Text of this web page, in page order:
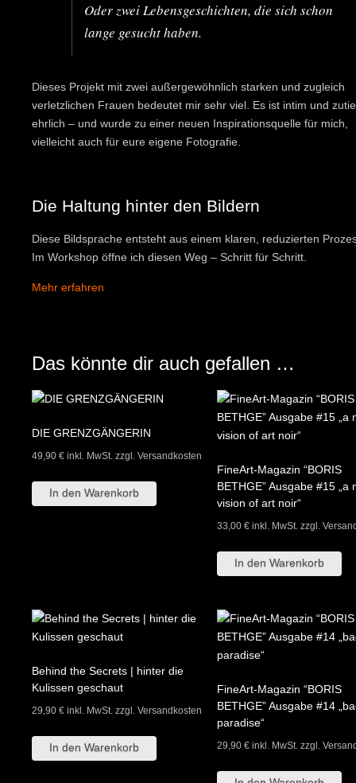
Oder zwei Lebensgeschichten, die sich schon
lange gesucht haben.
Dieses Projekt mit zwei außergewöhnlich starken und zugleich
verletzlichen Frauen bedeutet mir sehr viel. Es ist intim und
ehrlich – und wurde zu einer neuen Inspirationsquelle für mich,
vielleicht auch für eure eigene Fotografie.
Die Haltung hinter den Bildern
Diese Bildsprache entsteht aus einem klaren, reduzierten
Im Workshop öffne ich diesen Weg – Schritt für Schritt.
Mehr erfahren
Das könnte dir auch gefallen …
DIE GRENZGÄNGERIN
49,90 € inkl. MwSt. zzgl. Versandkosten
In den Warenkorb
FineArt-Magazin “BORIS
BETHGE” Ausgabe #15 „a
vision of art noir“
33,00€ inkl. MwSt. zzgl.
In den Warenkorb
Behind the Secrets | hinter die
Kulissen geschaut
29,90 € inkl. MwSt. zzgl. Versandkosten
In den Warenkorb
FineArt-Magazin “BORIS
BETHGE” Ausgabe #14
paradise“
29,90€ inkl. MwSt. zzgl.